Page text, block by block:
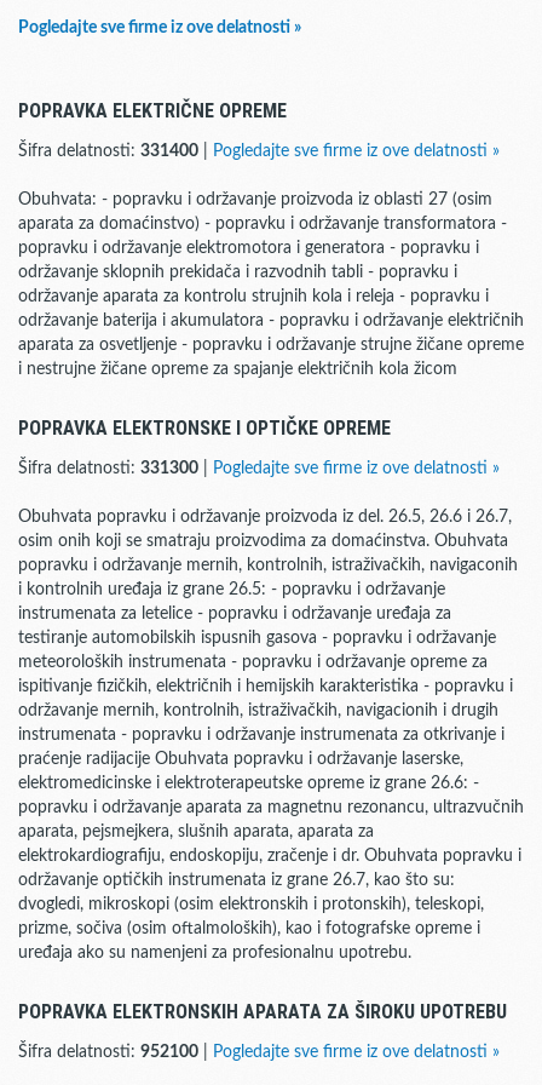
Pogledajte sve firme iz ove delatnosti »
POPRAVKA ELEKTRIČNE OPREME
Šifra delatnosti: 331400 Pogledajte sve firme iz ove delatnosti »
Obuhvata: - popravku i održavanje proizvoda iz oblasti 27 (osim
aparata za domaćinstvo) - popravku i održavanje transformatora -
popravku i održavanje elektromotora i generatora - popravku i
održavanje sklopnih prekidača i razvodnih tabli - popravku i
održavanje aparata za kontrolu strujnih kola i releja - popravku i
održavanje baterija i akumulatora - popravku i održavanje električnih
aparata za osvetljenje - popravku i održavanje strujne žičane opreme
i nestrujne žičane opreme za spajanje električnih kola žicom
POPRAVKA ELEKTRONSKE I OPTIČKE OPREME
Šifra delatnosti: 331300 Pogledajte sve firme iz ove delatnosti »
Obuhvata popravku i održavanje proizvoda iz del. 26.5, 26.6 i 26.7,
osim onih koji se smatraju proizvodima za domaćinstva. Obuhvata
popravku i održavanje mernih, kontrolnih, istraživačkih, navigaconih
i kontrolnih uređaja iz grane 26.5: - popravku i održavanje
instrumenata za letelice - popravku i održavanje uređaja za
testiranje automobilskih ispusnih gasova - popravku i održavanje
meteoroloških instrumenata - popravku i održavanje opreme za
ispitivanje fizičkih, električnih i hemijskih karakteristika - popravku i
održavanje mernih, kontrolnih, istraživačkih, navigacionih i drugih
instrumenata - popravku i održavanje instrumenata za otkrivanje i
praćenje radijacije Obuhvata popravku i održavanje laserske,
elektromedicinske i elektroterapeutske opreme iz grane 26.6: -
popravku i održavanje aparata za magnetnu rezonancu, ultrazvučnih
aparata, pejsmejkera, slušnih aparata, aparata za
elektrokardiografiju, endoskopiju, zračenje i dr. Obuhvata popravku i
održavanje optičkih instrumenata iz grane 26.7, kao što su:
dvogledi, mikroskopi (osim elektronskih i protonskih), teleskopi,
prizme, sočiva (osim oftalmoloških), kao i fotografske opreme i
uređaja ako su namenjeni za profesionalnu upotrebu.
POPRAVKA ELEKTRONSKIH APARATA ZA ŠIROKU UPOTREBU
Šifra delatnosti: 952100 Pogledajte sve firme iz ove delatnosti »